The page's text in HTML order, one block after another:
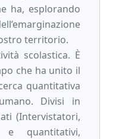
ha, esplorando
territorio.
scolastica. È
che ha unito il
quantitativa
Divisi in
(Intervistatori,
e quantitativi,